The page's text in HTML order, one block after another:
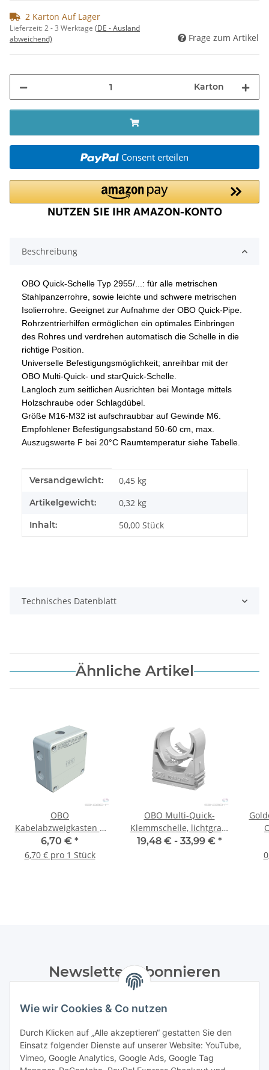
Wie wir Cookies & Co nutzen
Durch Klicken auf „Alle akzeptieren“ gestatten Sie den
Einsatz folgender Dienste auf unserer Website: YouTube,
Vimeo, Google Analytics, Google Ads, Google Tag
2 Karton Auf Lager
Lieferzeit:2 - 3 Werktage (DE - Ausland
abweichend)
Frage zum Artikel
Karton
Consent erteilen
Beschreibung
OBO Quick-Schelle Typ 2955/...: für alle metrischen
Stahlpanzerrohre, sowie leichte und schwere metrischen
Isolierrohre. Geeignet zur Aufnahme der OBO Quick-Pipe.
Rohrzentrierhilfen ermöglichen ein optimales Einbringen
des Rohres und verdrehen automatisch die Schelle in die
richtige Position.
Universelle Befestigungsmöglichkeit; anreihbar mit der
OBO Multi-Quick- und starQuick-Schelle.
Langloch zum seitlichen Ausrichten bei Montage mittels
Holzschraube oder Schlagdübel.
Größe M16-M32 ist aufschraubbar auf Gewinde M6.
Empfohlener Befestigungsabstand 50-60 cm, max.
Auszugswerte F bei 20°C Raumtemperatur siehe Tabelle.
Produkteigenschaft
Wert
Versandgewicht: 0,45 kg
Artikelgewicht: 0,32 kg
Inhalt: 50,00 Stück
Technisches Datenblatt
Ähnliche Artikel
OBO
Kabelabzweigkasten B
9/T, 110x110x51,
lichtgrau - 1 Stück
6,70 € *
6,70 € pro 1 Stück
OBO Multi-Quick-
Klemmschelle, lichtgrau,
RAL 7035
19,48 € - 33,99 € *
Newsletter Abonnieren
Datenschutzerklärungregelmäßig und jederzeit widerruflich
Abonnieren